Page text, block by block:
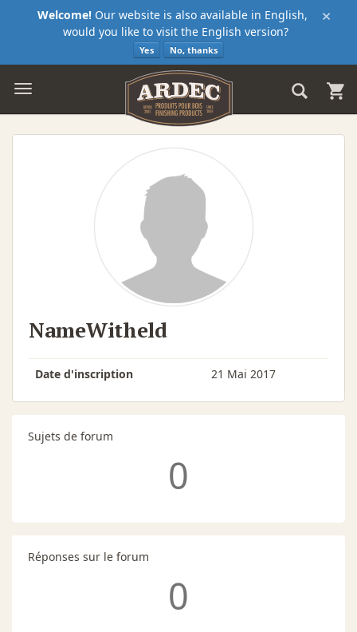
×
Welcome! Our website is also available in English,
would you like to visit the English version?
Yes No, thanks
NameWitheld
Date d'inscription 21 Mai 2017
Sujets de forum
0
Réponses sur le forum
0